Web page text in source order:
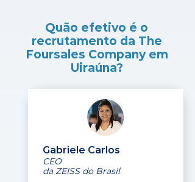
Quão efetivo é o
recrutamento da The
Foursales Company em
Uiraúna?
Gabriele Carlos
CEO
da ZEISS do Brasil